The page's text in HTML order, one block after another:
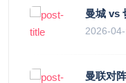
2026-